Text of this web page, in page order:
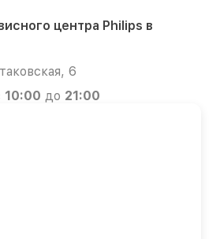
центра Philips в
6
10:00 до 21:00